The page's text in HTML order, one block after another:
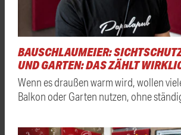
BAUSCHLAUMEIER:
UND GARTEN: DAS ZÄHLT
Wenn es draußen warm wird, wollen
Balkon oder Garten nutzen, ohne